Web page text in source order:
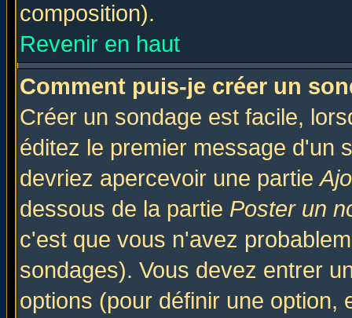
composition).
Revenir en haut
Comment puis-je créer un
Créer un sondage est facile,
éditez le premier message d'un
devriez apercevoir une partie
dessous de la partie Poster un
c'est que vous n'avez
sondages). Vous devez entrer
options (pour définir une option,